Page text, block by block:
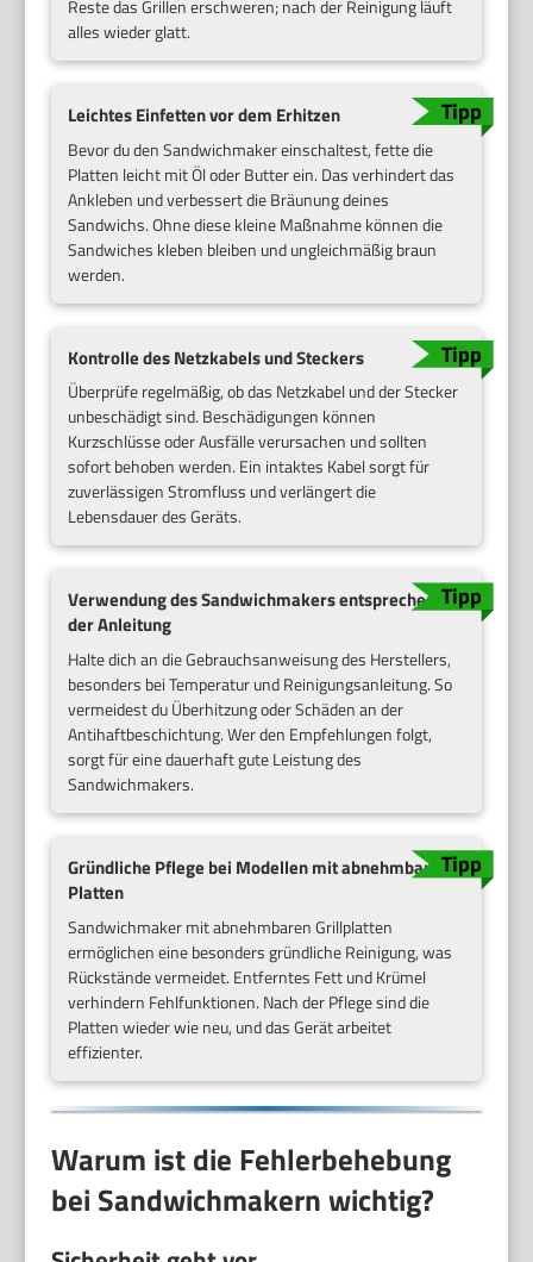
Reste das Grillen erschweren; nach der Reinigung läuft
alles wieder glatt.
Leichtes Einfetten vor dem Erhitzen
Bevor du den Sandwichmaker einschaltest, fette die
Platten leicht mit Öl oder Butter ein. Das verhindert das
Ankleben und verbessert die Bräunung deines
Sandwichs. Ohne diese kleine Maßnahme können die
Sandwiches kleben bleiben und ungleichmäßig braun
werden.
Kontrolle des Netzkabels und Steckers
Überprüfe regelmäßig, ob das Netzkabel und der Stecker
unbeschädigt sind. Beschädigungen können
Kurzschlüsse oder Ausfälle verursachen und sollten
sofort behoben werden. Ein intaktes Kabel sorgt für
zuverlässigen Stromfluss und verlängert die
Lebensdauer des Geräts.
Verwendung des Sandwichmakers entsprechend
der Anleitung
Halte dich an die Gebrauchsanweisung des Herstellers,
besonders bei Temperatur und Reinigungsanleitung. So
vermeidest du Überhitzung oder Schäden an der
Antihaftbeschichtung. Wer den Empfehlungen folgt,
sorgt für eine dauerhaft gute Leistung des
Sandwichmakers.
Gründliche Pflege bei Modellen mit abnehmbaren
Platten
Sandwichmaker mit abnehmbaren Grillplatten
ermöglichen eine besonders gründliche Reinigung, was
Rückstände vermeidet. Entferntes Fett und Krümel
verhindern Fehlfunktionen. Nach der Pflege sind die
Platten wieder wie neu, und das Gerät arbeitet
effizienter.
Warum ist die Fehlerbehebung
bei Sandwichmakern wichtig?